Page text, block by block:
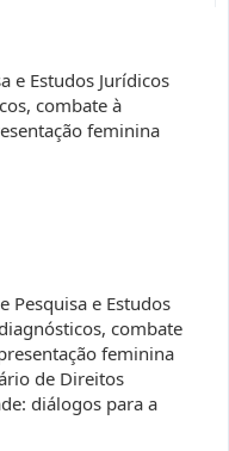
e Estudos Jurídicos
combate à
feminina
Pesquisa e Estudos
combate
feminina
de Direitos
diálogos para a